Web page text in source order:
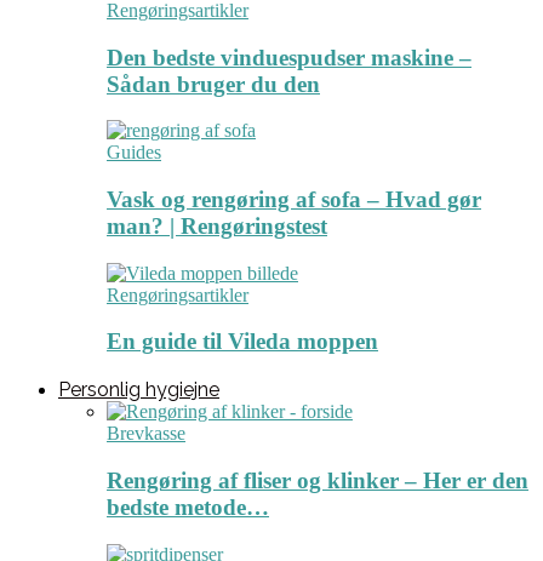
Rengøringsartikler
Den bedste vinduespudser maskine –
Sådan bruger du den
Guides
Vask og rengøring af sofa – Hvad gør
man? | Rengøringstest
Rengøringsartikler
En guide til Vileda moppen
Personlig hygiejne
Brevkasse
Rengøring af fliser og klinker – Her er den
bedste metode…